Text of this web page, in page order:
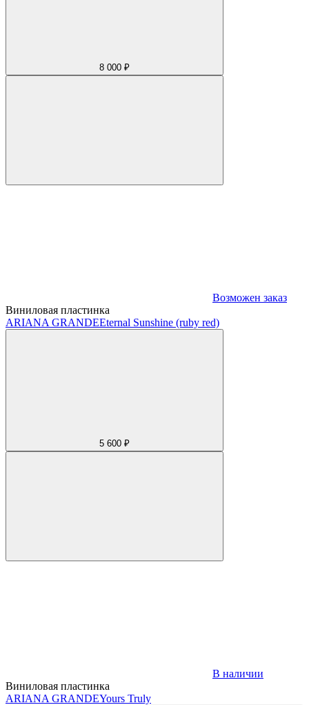
8 000 ₽
Возможен заказ
Виниловая пластинка
ARIANA GRANDEEternal Sunshine (ruby red)
5 600 ₽
В наличии
Виниловая пластинка
ARIANA GRANDEYours Truly